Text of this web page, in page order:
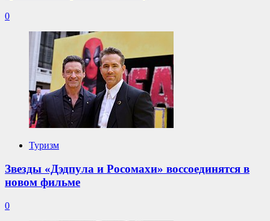
0
Туризм
Звезды «Дэдпула и Росомахи» воссоединятся в
новом фильме
0